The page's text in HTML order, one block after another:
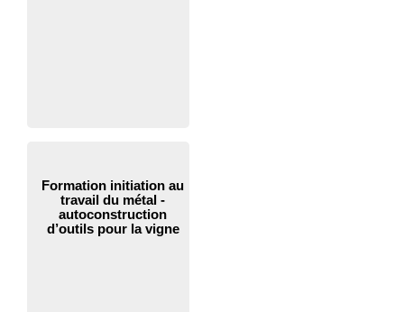
Formation initiation au
travail du métal -
autoconstruction
d’outils pour la vigne